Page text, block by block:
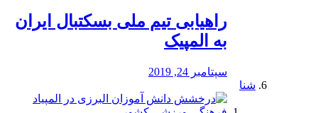
راهیابی تیم ملی بسکتبال ایران
به المپیک
سپتامبر 24, 2019
شنا